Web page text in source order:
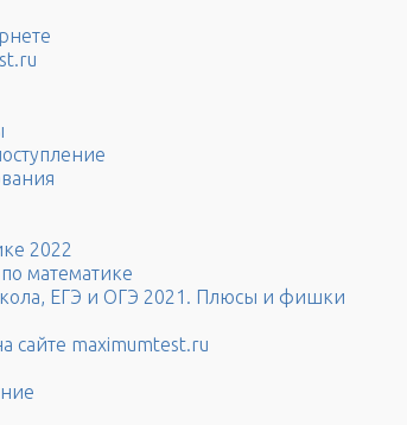
2022
математике
ЕГЭ и ОГЭ 2021. Плюсы и фишки
сайте maximumtest.ru